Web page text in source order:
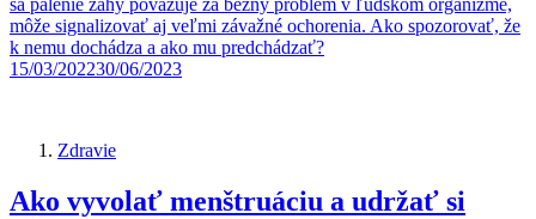
môže signalizovať aj veľmi závažné ochorenia. Ako spozorovať, že
k nemu dochádza a ako mu predchádzať?
15/03/202230/06/2023
Zdravie
Ako vyvolať menštruáciu a udržať si